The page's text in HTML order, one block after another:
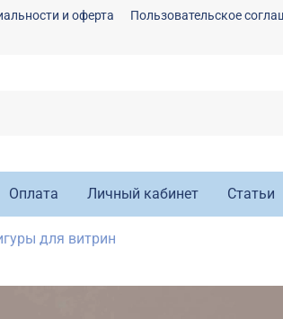
и оферта Пользовательское
Оплата Личный кабинет Статьи
для витрин